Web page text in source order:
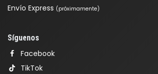
Envío Express (próximamente)
Síguenos
Facebook
TikTok